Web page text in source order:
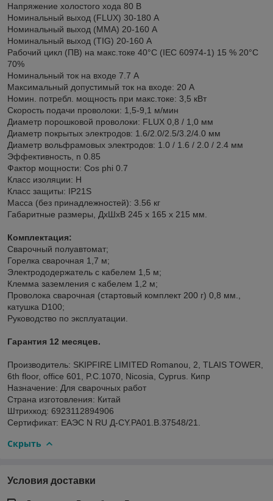
Напряжение холостого хода 80 В
Номинальный выход (FLUX) 30-180 A
Номинальный выход (MMA) 20-160 A
Номинальный выход (TIG) 20-160 A
Рабочий цикл (ПВ) на макс.токе 40°С (IEC 60974-1) 15 % 20°С
70%
Номинальный ток на входе 7.7 А
Максимальный допустимый ток на входе: 20 А
Номин. потребл. мощность при макс.токе: 3,5 кВт
Скорость подачи проволоки: 1,5-9,1 м/мин
Диаметр порошковой проволоки: FLUX 0,8 / 1,0 мм
Диаметр покрытых электродов: 1.6/2.0/2.5/3.2/4.0 мм
Диаметр вольфрамовых электродов: 1.0 / 1.6 / 2.0 / 2.4 мм
Эффективность, n 0.85
Фактор мощности: Cos phi 0.7
Класс изоляции: H
Класс защиты: IP21S
Масса (без принадлежностей): 3.56 кг
Габаритные размеры, ДхШхВ 245 х 165 х 215 мм.
Комплектация:
Сварочный полуавтомат;
Горелка сварочная 1,7 м;
Электрододержатель с кабелем 1,5 м;
Клемма заземления с кабелем 1,2 м;
Проволока сварочная (стартовый комплект 200 г) 0,8 мм.,
катушка D100;
Руководство по эксплуатации.
Гарантия 12 месяцев.
Производитель: SKIPFIRE LIMITED Romanou, 2, TLAIS TOWER,
6th floor, office 601, P.C.1070, Nicosia, Cyprus. Кипр
Назначение: Для сварочных работ
Страна изготовления: Китай
Штрихкод: 6923112894906
Сертификат: ЕАЭС N RU Д-CY.РА01.В.37548/21.
Скрыть
Условия доставки